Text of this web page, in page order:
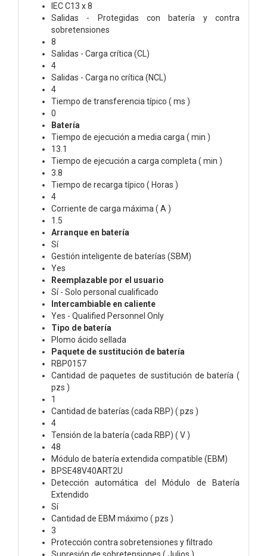
IEC C13 x 8
Salidas - Protegidas con batería y contra
sobretensiones
8
Salidas - Carga crítica (CL)
4
Salidas - Carga no crítica (NCL)
4
Tiempo de transferencia típico ( ms )
0
Batería
Tiempo de ejecución a media carga ( min )
13.1
Tiempo de ejecución a carga completa ( min )
3.8
Tiempo de recarga típico ( Horas )
4
Corriente de carga máxima ( A )
1.5
Arranque en batería
Sí
Gestión inteligente de baterías (SBM)
Yes
Reemplazable por el usuario
Sí - Solo personal cualificado
Intercambiable en caliente
Yes - Qualified Personnel Only
Tipo de batería
Plomo ácido sellada
Paquete de sustitución de batería
RBP0157
Cantidad de paquetes de sustitución de batería (
pzs )
1
Cantidad de baterías (cada RBP) ( pzs )
4
Tensión de la batería (cada RBP) ( V )
48
Módulo de batería extendida compatible (EBM)
BPSE48V40ART2U
Detección automática del Módulo de Batería
Extendido
Sí
Cantidad de EBM máximo ( pzs )
3
Protección contra sobretensiones y filtrado
Supresión de sobretensiones ( Julios )